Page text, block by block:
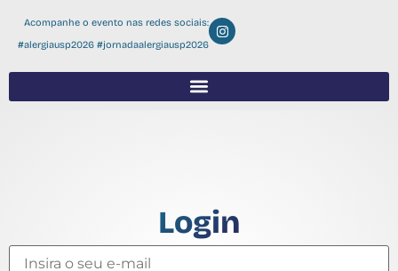
Acompanhe o evento nas redes sociais:
#alergiausp2026 #jornadaalergiausp2026
Login